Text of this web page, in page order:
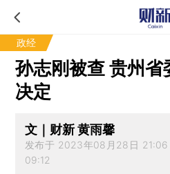
政经
孙志刚被查 贵州
决定
文｜财新 黄雨馨
发布于 2023年08月28日
09:12